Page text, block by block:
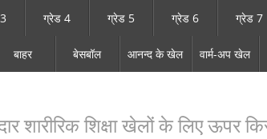
ग्रेड 4 ग्रेड 5 ग्रेड 6 ग्रेड 7
बाहर बेसबॉल आनन्द के खेल वार्म-अप खेल
शारीरिक शिक्षा खेलों के लिए ऊपर